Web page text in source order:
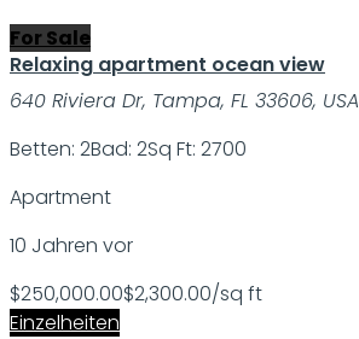
For Sale
Relaxing apartment ocean view
640 Riviera Dr, Tampa, FL 33606, USA
Betten: 2Bad: 2Sq Ft: 2700
Apartment
10 Jahren vor
$250,000.00$2,300.00/sq ft
Einzelheiten